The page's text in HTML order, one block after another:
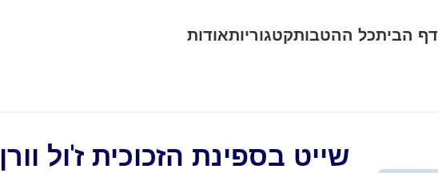
דף הביתכל ההטבותקטגוריותאודות
שייט בספינת הזכוכית ז'ול וורן